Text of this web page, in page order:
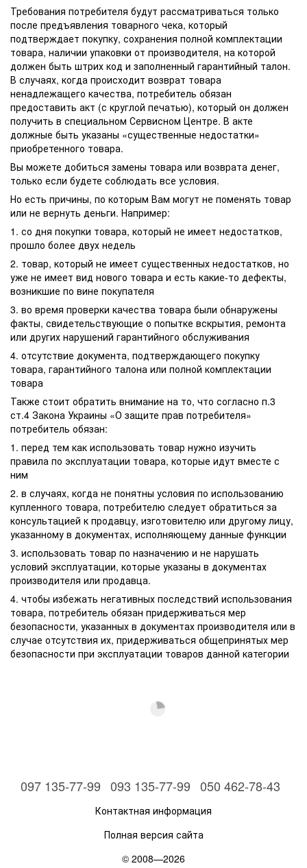
Требования потребителя будут рассматриваться только
после предъявления товарного чека, который
подтверждает покупку, сохранения полной комплектации
товара, наличии упаковки от производителя, на которой
должен быть штрих код и заполненный гарантийный талон.
В случаях, когда происходит возврат товара
ненадлежащего качества, потребитель обязан
предоставить акт (с круглой печатью), который он должен
получить в специальном Сервисном Центре. В акте
должные быть указаны «существенные недостатки»
приобретенного товара.
Вы можете добиться замены товара или возврата денег,
только если будете соблюдать все условия.
Но есть причины, по которым Вам могут не поменять товар
или не вернуть деньги. Например:
1. со дня покупки товара, который не имеет недостатков,
прошло более двух недель
2. товар, который не имеет существенных недостатков, но
уже не имеет вид нового товара и есть какие-то дефекты,
возникшие по вине покупателя
3. во время проверки качества товара были обнаружены
факты, свидетельствующие о попытке вскрытия, ремонта
или других нарушений гарантийного обслуживания
4. отсутствие документа, подтверждающего покупку
товара, гарантийного талона или полной комплектации
товара
Также стоит обратить внимание на то, что согласно п.3
ст.4 Закона Украины «О защите прав потребителя»
потребитель обязан:
1. перед тем как использовать товар нужно изучить
правила по эксплуатации товара, которые идут вместе с
ним
2. в случаях, когда не понятны условия по использованию
купленного товара, потребителю следует обратиться за
консультацией к продавцу, изготовителю или другому лицу,
указанному в документах, исполняющему данные функции
3. использовать товар по назначению и не нарушать
условий эксплуатации, которые указаны в документах
производителя или продавца.
4. чтобы избежать негативных последствий использования
товара, потребитель обязан придерживаться мер
безопасности, указанных в документах производителя или в
случае отсутствия их, придерживаться общепринятых мер
безопасности при эксплуатации товаров данной категории
097 135-77-99 093 135-77-99 050 462-78-43
Контактная информация
Полная версия сайта
© 2008—2026